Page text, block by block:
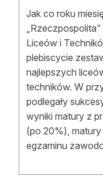
Jak co roku
Liceów i
plebiscycie
najlepszych
techników. W
podlegały
wyniki matury z
(po 20%),
egzaminu